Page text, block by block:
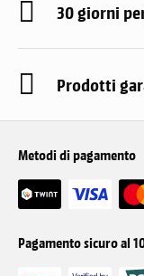
30 giorni
Prodotti
Metodi di pagamento
Pagamento sicuro al